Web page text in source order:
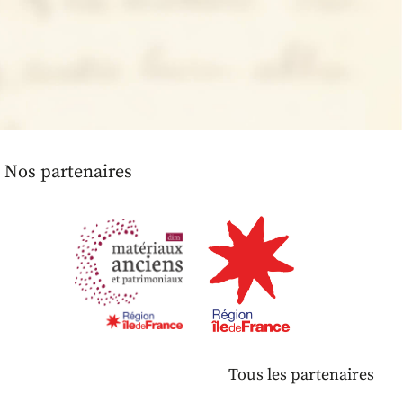
Nos partenaires
Tous les partenaires